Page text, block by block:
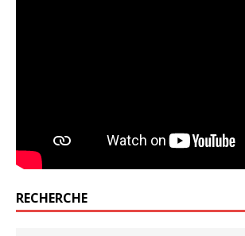
RECHERCHE